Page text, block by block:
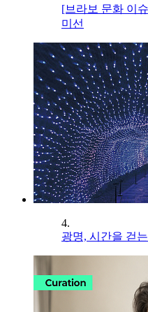
[브라보 문화 이
미선
4.
광명, 시간을 걷